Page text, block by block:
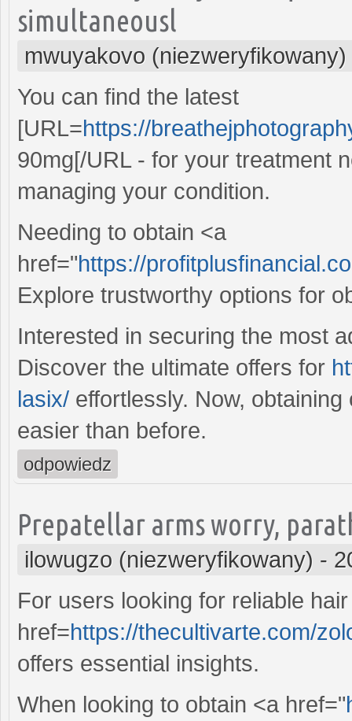
simultaneousl
mwuyakovo (niezweryfikowany)
You can find the latest
[URL=https://
90mg[/URL - for your treatment
managing your condition.
Needing to obtain <a
href="https://
Explore trustworthy options for
Interested in securing the most
Discover the ultimate offers for
lasix/ effortlessly. Now,
easier than before.
odpowiedz
Prepatellar arms worry,
ilowugzo (niezweryfikowany) -
For users looking for reliable
href=https://thecultivarte.com/
offers essential insights.
When looking to obtain <a href="